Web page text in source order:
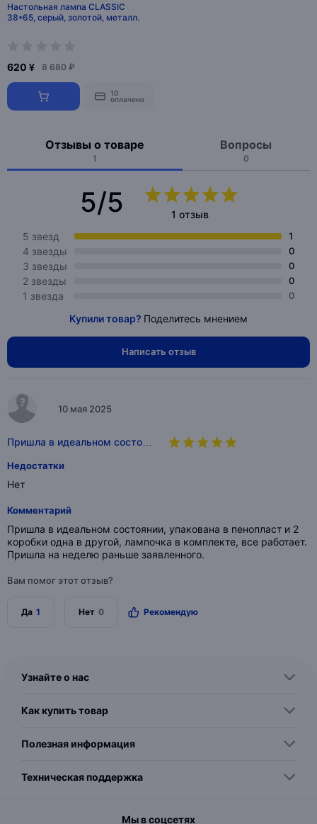
Настольная лампа CLASSIC
38*65, серый, золотой, металл.
620 ¥ 8 680 ₽
10
оплачено
Отзывы о товаре
1
Вопросы
0
5/5
1 отзыв
5 звезд
1
4 звезды 0
3 звезды 0
2 звезды 0
1 звезда 0
Купили товар? Поделитесь мнением
Написать отзыв
10 мая 2025
Пришла в идеальном состо…
Недостатки
Нет
Комментарий
Пришла в идеальном состоянии, упакована в пенопласт и 2
коробки одна в другой, лампочка в комплекте, все работает.
Пришла на неделю раньше заявленного.
Вам помог этот отзыв?
Да 1 Нет 0 Рекомендую
Узнайте о нас
Как купить товар
Полезная информация
Техническая поддержка
Мы в соцсетях